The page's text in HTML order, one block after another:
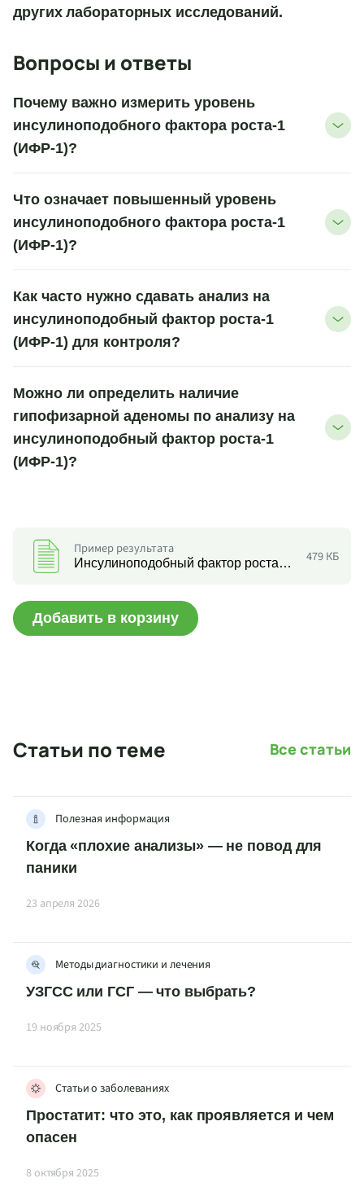
других лабораторных исследований.
Вопросы и ответы
Почему важно измерить уровень
инсулиноподобного фактора роста-1
(ИФР-1)?
Что означает повышенный уровень
инсулиноподобного фактора роста-1
(ИФР-1)?
Как часто нужно сдавать анализ на
инсулиноподобный фактор роста-1
(ИФР-1) для контроля?
Можно ли определить наличие
гипофизарной аденомы по анализу на
инсулиноподобный фактор роста-1
(ИФР-1)?
Пример результата
Инсулиноподобный фактор роста-1 ИПФР (соматомедин С) 479 КБ
Добавить в корзину
Статьи по теме Все статьи
Полезная информация
Когда «плохие анализы» — не повод для
паники
23 апреля 2026
Методы диагностики и лечения
УЗГСС или ГСГ — что выбрать?
19 ноября 2025
Статьи о заболеваниях
Простатит: что это, как проявляется и чем
опасен
8 октября 2025